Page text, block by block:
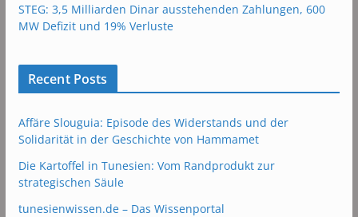
STEG: 3,5 Milliarden Dinar ausstehenden Zahlungen, 600
MW Defizit und 19% Verluste
Recent Posts
Affäre Slouguia: Episode des Widerstands und der
Solidarität in der Geschichte von Hammamet
Die Kartoffel in Tunesien: Vom Randprodukt zur
strategischen Säule
tunesienwissen.de – Das Wissenportal